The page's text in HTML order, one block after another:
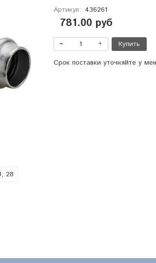
Артикул: 436261
781.00 руб
Купить
Срок поставки уточняйте у
28